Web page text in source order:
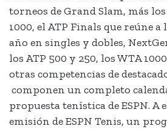
torneos de Grand Slam, más
1000, el ATP Finals que reúne a
año en singles y dobles,
los ATP 500 y 250, los WTA
otras competencias de
componen un completo
propuesta tenística de ESPN. A
emisión de ESPN Tenis, un